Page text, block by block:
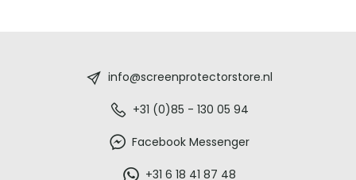
info@screenprotectorstore.nl
+31 (0)85 - 130 05 94
Facebook Messenger
+31 6 18 41 87 48